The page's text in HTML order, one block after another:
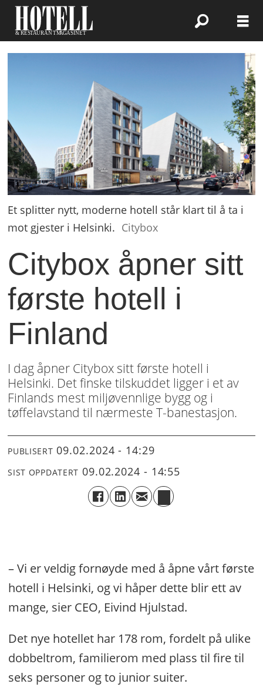
Et splitter nytt, moderne hotell står klart til å ta i
mot gjester i Helsinki. Citybox
Citybox åpner sitt
første hotell i
Finland
I dag åpner Citybox sitt første hotell i
Helsinki. Det finske tilskuddet ligger i et av
Finlands mest miljøvennlige bygg og i
tøffelavstand til nærmeste T-banestasjon.
PUBLISERT 09.02.2024 - 14:29
SIST OPPDATERT 09.02.2024 - 14:55
– Vi er veldig fornøyde med å åpne vårt første
hotell i Helsinki, og vi håper dette blir ett av
mange, sier CEO, Eivind Hjulstad.
Det nye hotellet har 178 rom, fordelt på ulike
dobbeltrom, familierom med plass til fire til
seks personer og to junior suiter.